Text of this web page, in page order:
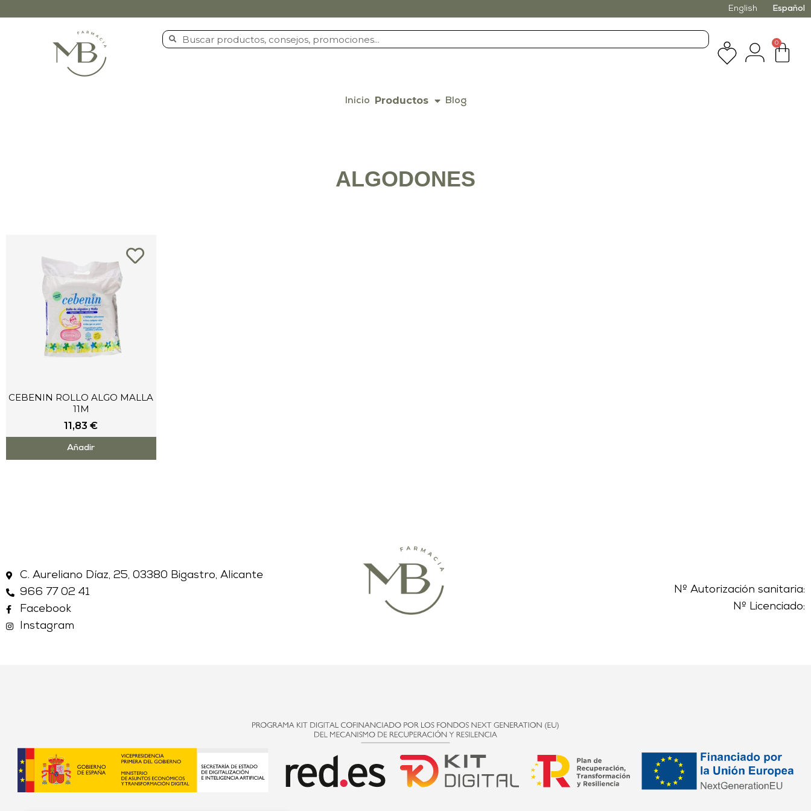
English Español
0
Inicio Productos Blog
ALGODONES
CEBENIN ROLLO ALGO MALLA
11M
11,83€
Añadir
C. Aureliano Díaz, 25, 03380 Bigastro, Alicante
966 77 02 41
Facebook
Instagram
Nº Autorización sanitaria:
Nº Licenciado: